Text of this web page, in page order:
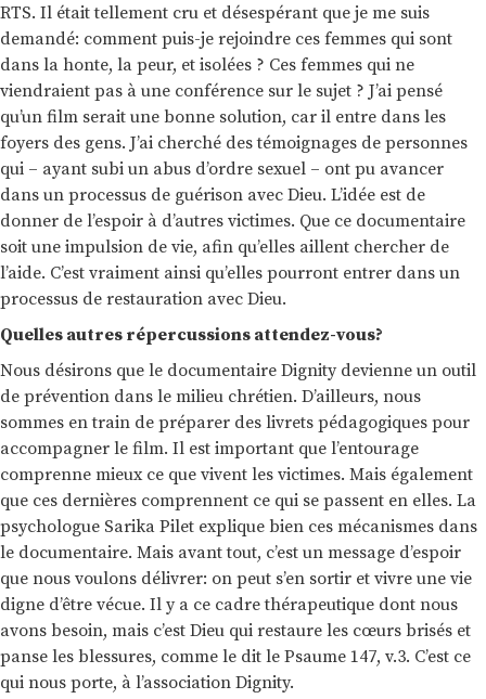
RTS. Il était tellement cru et désespérant que je me suis
demandé: comment puis-je rejoindre ces femmes qui sont
dans la honte, la peur, et isolées ? Ces femmes qui ne
viendraient pas à une conférence sur le sujet ? J’ai pensé
qu’un film serait une bonne solution, car il entre dans les
foyers des gens. J’ai cherché des témoignages de personnes
qui – ayant subi un abus d’ordre sexuel – ont pu avancer
dans un processus de guérison avec Dieu. L’idée est de
donner de l’espoir à d’autres victimes. Que ce documentaire
soit une impulsion de vie, afin qu’elles aillent chercher de
l’aide. C’est vraiment ainsi qu’elles pourront entrer dans un
processus de restauration avec Dieu.
Quelles autres répercussions attendez-vous?
Nous désirons que le documentaire Dignity devienne un outil
de prévention dans le milieu chrétien. D’ailleurs, nous
sommes en train de préparer des livrets pédagogiques pour
accompagner le film. Il est important que l’entourage
comprenne mieux ce que vivent les victimes. Mais également
que ces dernières comprennent ce qui se passent en elles. La
psychologue Sarika Pilet explique bien ces mécanismes dans
le documentaire. Mais avant tout, c’est un message d’espoir
que nous voulons délivrer: on peut s’en sortir et vivre une vie
digne d’être vécue. Il y a ce cadre thérapeutique dont nous
avons besoin, mais c’est Dieu qui restaure les cœurs brisés et
panse les blessures, comme le dit le Psaume 147, v.3. C’est ce
qui nous porte, à l’association Dignity.